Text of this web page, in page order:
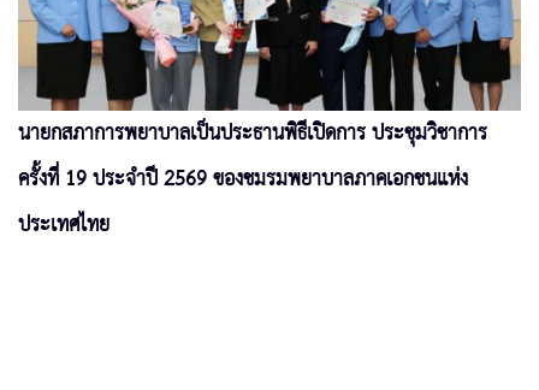
นายกสภาการพยาบาลเป็นประธานพิธีเปิดการ ประชุมวิชาการ
ครั้งที่ 19 ประจำปี 2569 ของชมรมพยาบาลภาคเอกชนแห่ง
ประเทศไทย